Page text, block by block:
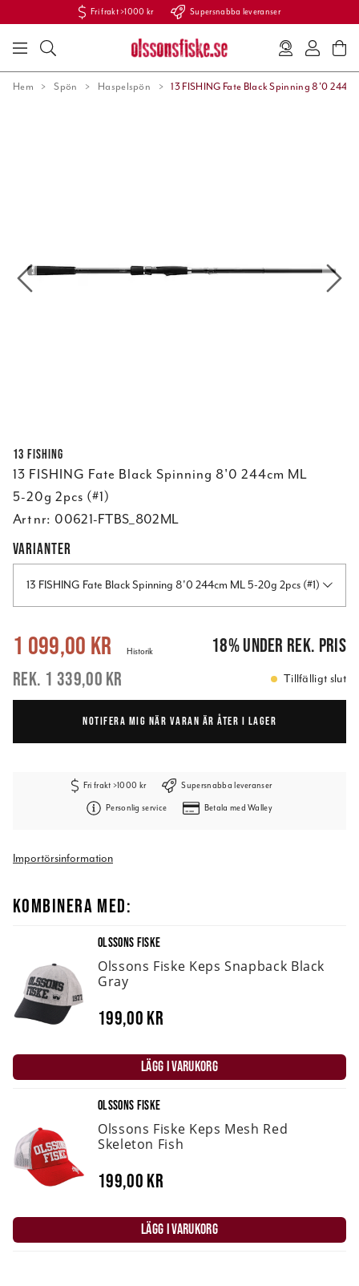
Fri frakt >1000 kr Supersnabba leveranser
Hem Spön Haspelspön 13 FISHING Fate Black Spinning 8'0
13 FISHING
13 FISHING Fate Black Spinning 8'0 244cm ML
5-20g 2pcs (#1)
Art nr: 00621-FTBS_802ML
VARIANTER
13 FISHING Fate Black Spinning 8'0 244cm ML 5-20g 2pcs (#1)
Nuvarande pris: 1 099,00 kr 1 339,00 kr
1 099,00 kr
1 339,00 kr
Historik 18%under rek. pris
Tillfälligt slut
NOTIFERA MIG NÄR VARAN ÄR ÅTER I LAGER
Fri frakt >1000 kr Supersnabba leveranser
Personlig service Betala med Walley
Importörsinformation
KOMBINERA MED:
OLSSONS FISKE
Olssons Fiske Keps Snapback Black
Gray
199,00 kr
LÄGG I VARUKORG
OLSSONS FISKE
Olssons Fiske Keps Mesh Red
Skeleton Fish
199,00 kr
LÄGG I VARUKORG